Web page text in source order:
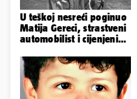
U teškoj nesreći poginuo
Matija Gereci, strastveni
automobilist i cijenjeni